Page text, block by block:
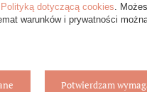
Polityką dotyczącą cookies .
warunków i prywatności
Potwierdzam